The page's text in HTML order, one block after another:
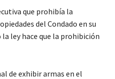
que prohibía la
del Condado en su
ley hace que la prohibición
de exhibir armas en el